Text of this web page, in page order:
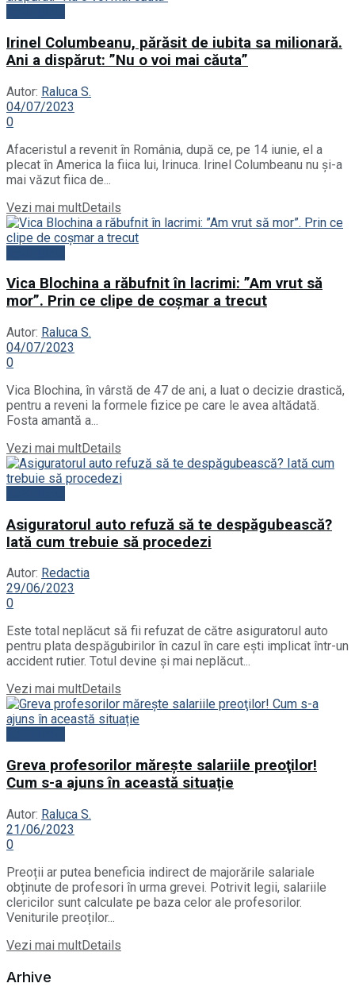
Irinel Columbeanu, părăsit de iubita sa milionară.
Ani a dispărut: ”Nu o voi mai căuta”
Autor: Raluca S.
04/07/2023
0
Afaceristul a revenit în România, după ce, pe 14 iunie, el a
plecat în America la fiica lui, Irinuca. Irinel Columbeanu nu și-a
mai văzut fiica de...
Vezi mai multDetails
Vica Blochina a răbufnit în lacrimi: ”Am vrut să
mor”. Prin ce clipe de coșmar a trecut
Autor: Raluca S.
04/07/2023
0
Vica Blochina, în vârstă de 47 de ani, a luat o decizie drastică,
pentru a reveni la formele fizice pe care le avea altădată.
Fosta amantă a...
Vezi mai multDetails
Asiguratorul auto refuză să te despăgubească?
Iată cum trebuie să procedezi
Autor: Redactia
29/06/2023
0
Este total neplăcut să fii refuzat de către asiguratorul auto
pentru plata despăgubirilor în cazul în care ești implicat într-un
accident rutier. Totul devine și mai neplăcut...
Vezi mai multDetails
Greva profesorilor măreşte salariile preoţilor!
Cum s-a ajuns în această situație
Autor: Raluca S.
21/06/2023
0
Preoții ar putea beneficia indirect de majorările salariale
obținute de profesori în urma grevei. Potrivit legii, salariile
clericilor sunt calculate pe baza celor ale profesorilor.
Veniturile preoților...
Vezi mai multDetails
Arhive